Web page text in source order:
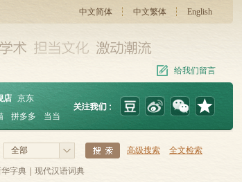
中文简体 中文繁体 English
给我们留言
店 京东
拼多多 当当
全部 高级搜索 全文检索
华字典 现代汉语词典